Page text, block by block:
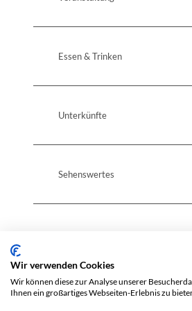
Essen & Trinken
Unterkünfte
Sehenswertes
Wir verwenden Cookies
Wir können diese zur Analyse unserer
Ihnen ein großartiges Webseiten-Erlebnis zu